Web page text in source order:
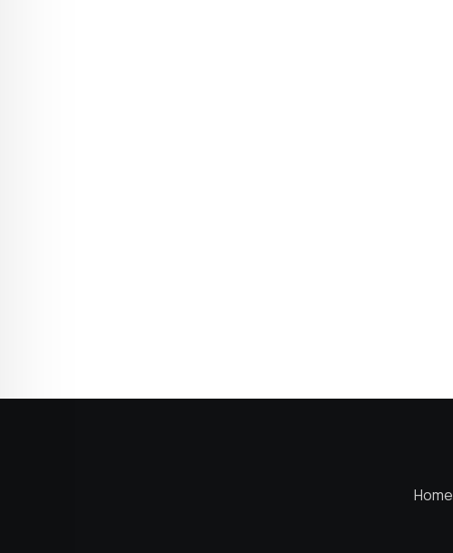
Home